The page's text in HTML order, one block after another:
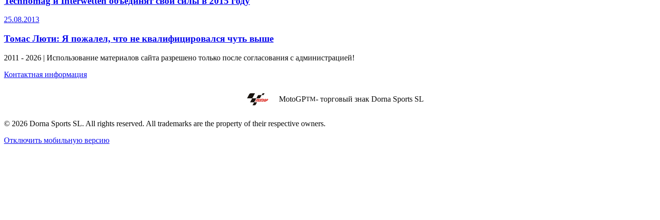
25.08.2013
Томас Люти: Я пожалел, что не квалифицировался чуть выше
2011 - 2026 | Использование материалов сайта разрешено только после согласования с администрацией!
Контактная информация
MotoGPTM- торговый знак Dorna Sports SL
© 2026 Dorna Sports SL. All rights reserved. All trademarks are the property of their respective owners.
Отключить мобильную версию